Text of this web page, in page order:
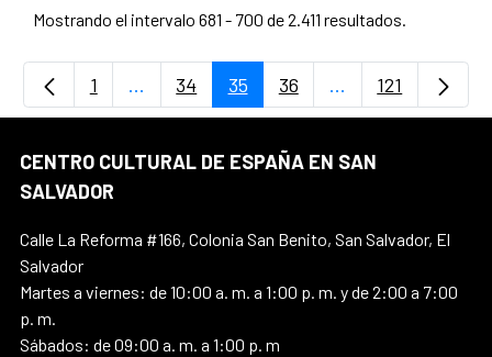
Mostrando el intervalo 681 - 700 de 2.411 resultados.
Página
1 ...Páginas intermedias Use TAB para
Página
34 Página
35 Página
36 ...PáginasPágina
121
CENTRO CULTURAL DE ESPAÑA EN SAN
SALVADOR
Calle La Reforma #166, Colonia San Benito, San Salvador, El
Salvador
Martes a viernes: de 10:00 a. m. a 1:00 p. m. y de 2:00 a 7:00
p. m.
Sábados: de 09:00 a. m. a 1:00 p. m